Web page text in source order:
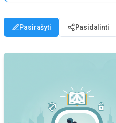
Pasirašyti Pasidalinti